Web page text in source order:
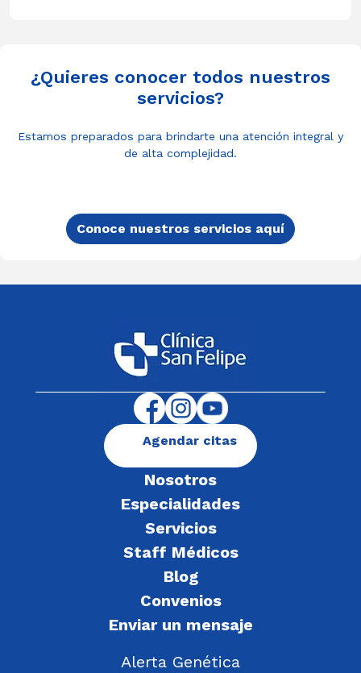
¿Quieres conocer todos nuestros
servicios?
Estamos preparados para brindarte una atención integral y
de alta complejidad.
Conoce nuestros servicios aquí
Nosotros
Especialidades
Servicios
Staff Médicos
Blog
Convenios
Enviar un mensaje
Alerta Genética
Agendar citas